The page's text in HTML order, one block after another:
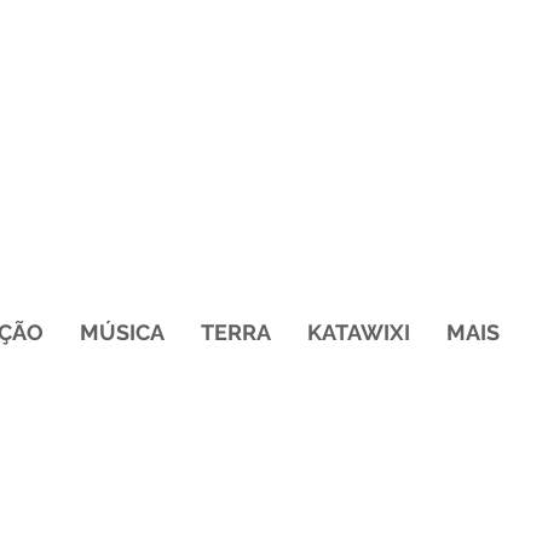
MÚSICA TERRA KATAWIXI MAIS